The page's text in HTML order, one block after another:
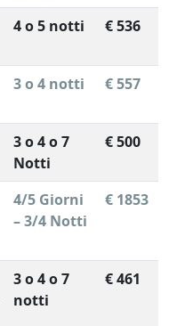
4 o 5 notti € 536
3 o 4 notti € 557
3 o 4 o 7
Notti
€ 500
4/5 Giorni
– 3/4 Notti
€ 1853
3 o 4 o 7
notti
€ 461